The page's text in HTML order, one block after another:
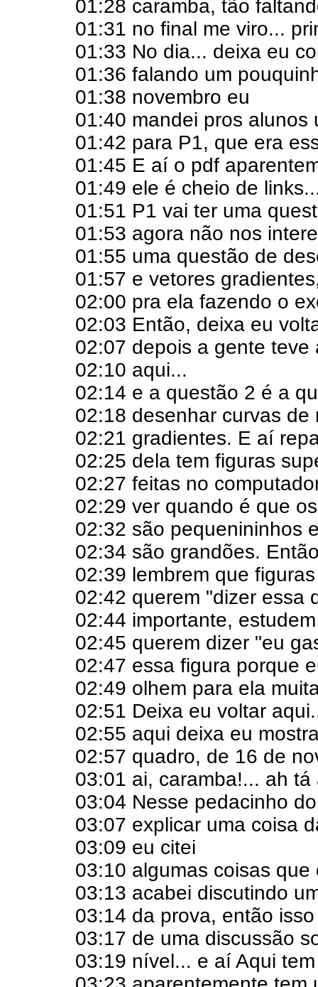
01:28 caramba, tão
01:31 no final me viro...
01:33 No dia... deixa eu
01:36 falando um
01:38 novembro eu
01:40 mandei pros alunos
01:42 para P1, que era
01:45 E aí o pdf
01:49 ele é cheio de
01:51 P1 vai ter uma
01:53 agora não nos
01:55 uma questão de
01:57 e vetores
02:00 pra ela fazendo o
02:03 Então, deixa eu
02:07 depois a gente teve
02:10 aqui...
02:14 e a questão 2 é a
02:18 desenhar curvas de
02:21 gradientes. E aí
02:25 dela tem figuras
02:27 feitas no
02:29 ver quando é que
02:32 são pequenininhos
02:34 são grandões.
02:39 lembrem que
02:42 querem "dizer essa
02:44 importante,
02:45 querem dizer "eu
02:47 essa figura porque
02:49 olhem para ela
02:51 Deixa eu voltar
02:55 aqui deixa eu
02:57 quadro, de 16 de
03:01 ai, caramba!... ah tá
03:04 Nesse pedacinho
03:07 explicar uma coisa
03:09 eu citei
03:10 algumas coisas
03:13 acabei discutindo
03:14 da prova, então
03:17 de uma discussão
03:19 nível... e aí Aqui